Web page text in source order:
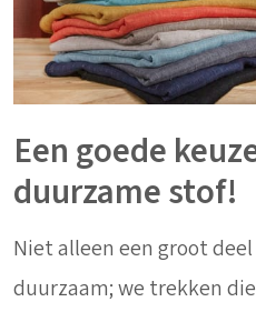
Een goede
duurzame stof!
Niet alleen een groot
duurzaam; we trekken